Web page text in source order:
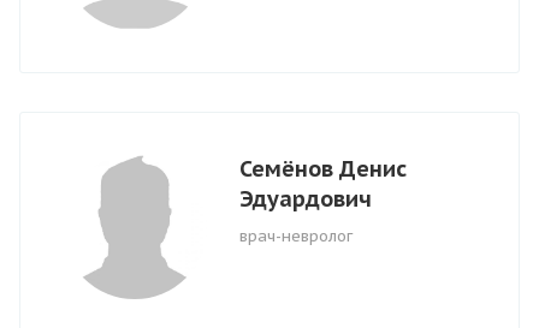
Семёнов Денис
Эдуардович
врач-невролог